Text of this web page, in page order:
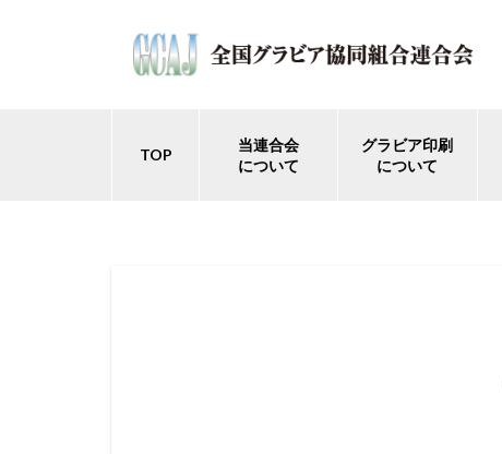
TOP
当連合会
について
グラビア印刷
について